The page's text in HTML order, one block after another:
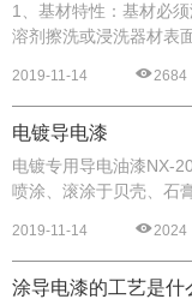
1、基材特性：基材必
溶剂擦洗或浸洗器材表面。 2、搅拌与稀释：使用前必须搅
确保均匀无沉淀。正
工要求粘度，建议稀释比
涂：喷枪形式W-71 口径0.5 – 2mm 喷枪
2019-11-14 2684
电镀导电漆
电镀专用导电油漆NX-
喷涂、滚涂于贝壳、石
基材的表面电镀。可
腻光滑，硬度高不易碰
层均匀美观。减省各类
2019-11-14 2024
涂导电漆的工艺是什